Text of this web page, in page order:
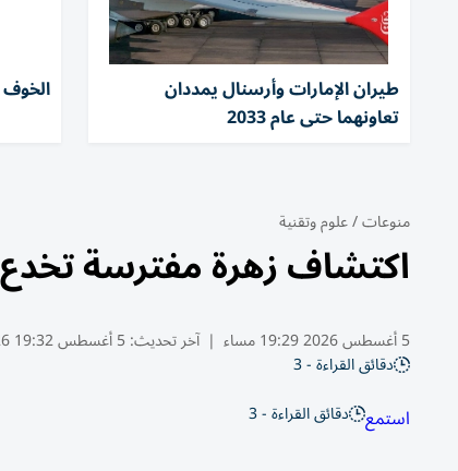
طيران الإمارات وأرسنال يمددان
تعاونهما حتى عام 2033
منوعات/علوم وتقنية
اكتشاف زهرة مفترسة
5 أغسطس 2026 19:29 مساء | آخر تحديث:5 أغسطس 19:32 2026
دقائق القراءة - 3
استمع دقائق القراءة - 3